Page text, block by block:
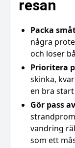
resan
Packa
några
och löser
Prioritera
skinka,
en bra
Gör pass
vandring
som ett